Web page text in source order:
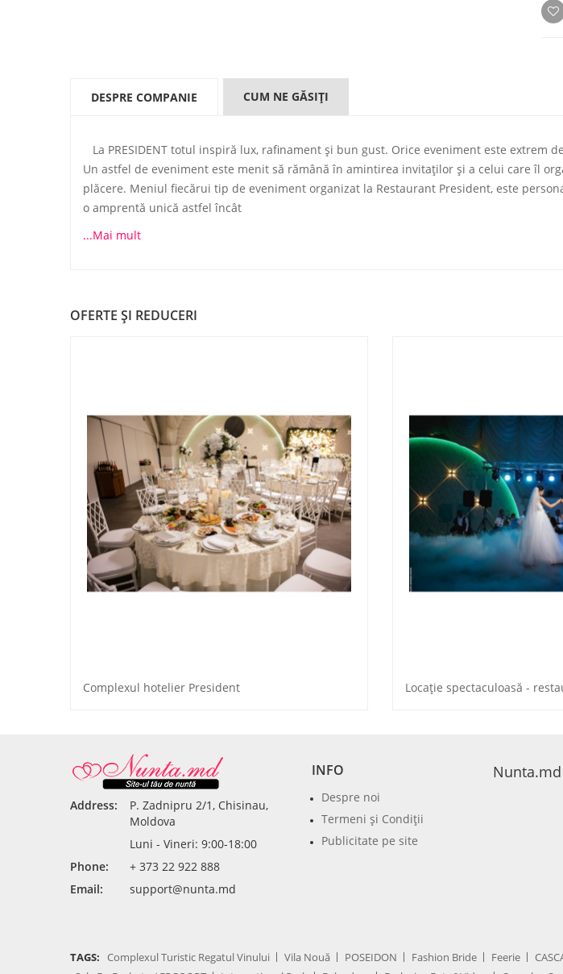
DESPRE COMPANIE CUM NE GĂSIŢI
La PRESIDENT totul inspiră lux, rafinament și bun gust. Orice eveniment este
Un astfel de eveniment este menit să rămână în amintirea invitaților și a celui care îl
plăcere. Meniul fiecărui tip de eveniment organizat la Restaurant President, este
o amprentă unică astfel încât
...Mai mult
OFERTE ŞI REDUCERI
Complexul hotelier President Locație spectaculoasă -
Address:
P. Zadnipru 2/1, Chisinau,
Moldova
Luni - Vineri: 9:00-18:00
Phone:
+ 373 22 922 888
Email:
support@nunta.md
INFO
Despre noi
Termeni şi Condiţii
Publicitate pe site
Nunta.md
TAGS: Complexul Turistic Regatul Vinului Vila Nouă POSEIDON Fashion Bride Feerie